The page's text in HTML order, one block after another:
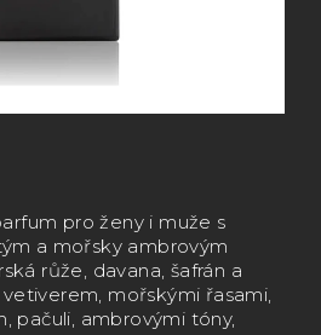
pro ženy i muže s
a mořsky ambrovým
růže, davana, šafrán a
mořskými řasami,
pačuli, ambrovými tóny,